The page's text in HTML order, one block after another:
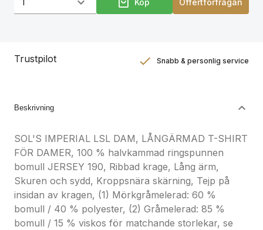
Trustpilot Snabb & personlig service
Beskrivning
SOL'S IMPERIAL LSL DAM, LÅNGÄRMAD T-SHIRT
FÖR DAMER, 100 % halvkammad ringspunnen
bomull JERSEY 190, Ribbad krage, Lång ärm,
Skuren och sydd, Kroppsnära skärning, Tejp på
insidan av kragen, (1) Mörkgråmelerad: 60 %
bomull / 40 % polyester, (2) Gråmelerad: 85 %
bomull / 15 % viskos för matchande storlekar, se